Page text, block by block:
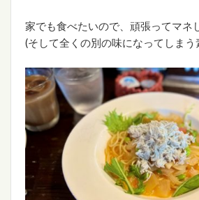
家でも食べたいので、頑張ってマネ
(そして全くの別の味になってしま